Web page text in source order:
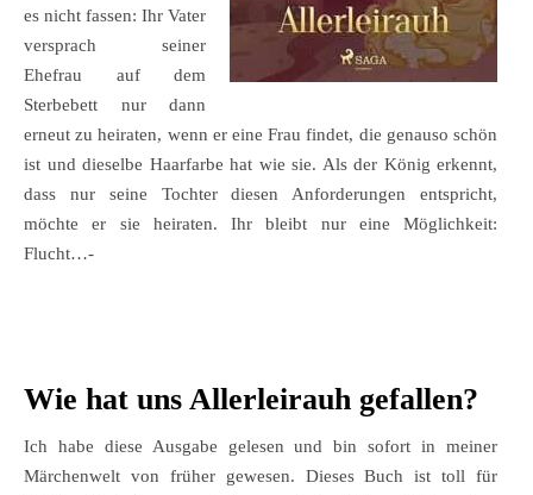
es nicht fassen: Ihr Vater
versprach seiner
Ehefrau auf dem
Sterbebett nur dann
erneut zu heiraten, wenn er eine Frau findet, die genauso schön
ist und dieselbe Haarfarbe hat wie sie. Als der König erkennt,
dass nur seine Tochter diesen Anforderungen entspricht,
möchte er sie heiraten. Ihr bleibt nur eine Möglichkeit:
Flucht…-
Wie hat uns Allerleirauh gefallen?
Ich habe diese Ausgabe gelesen und bin sofort in meiner
Märchenwelt von früher gewesen. Dieses Buch ist toll für